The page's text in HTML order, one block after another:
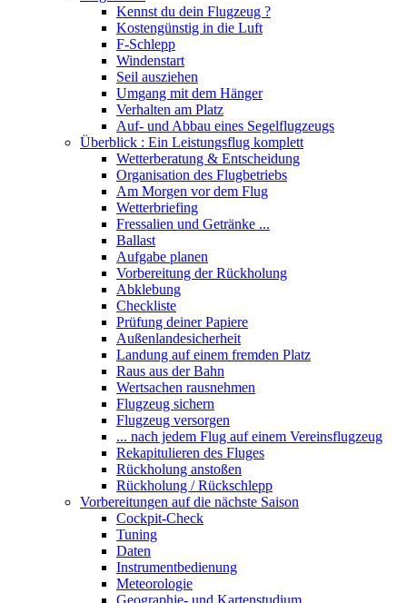
Kennst du dein Flugzeug ?
Kostengünstig in die Luft
F-Schlepp
Windenstart
Seil ausziehen
Umgang mit dem Hänger
Verhalten am Platz
Auf- und Abbau eines Segelflugzeugs
Überblick : Ein Leistungsflug komplett
Wetterberatung & Entscheidung
Organisation des Flugbetriebs
Am Morgen vor dem Flug
Wetterbriefing
Fressalien und Getränke ...
Ballast
Aufgabe planen
Vorbereitung der Rückholung
Abklebung
Checkliste
Prüfung deiner Papiere
Außenlandesicherheit
Landung auf einem fremden Platz
Raus aus der Bahn
Wertsachen rausnehmen
Flugzeug sichern
Flugzeug versorgen
... nach jedem Flug auf einem Vereinsflugzeug
Rekapitulieren des Fluges
Rückholung anstoßen
Rückholung / Rückschlepp
Vorbereitungen auf die nächste Saison
Cockpit-Check
Tuning
Daten
Instrumentbedienung
Meteorologie
Geographie- und Kartenstudium